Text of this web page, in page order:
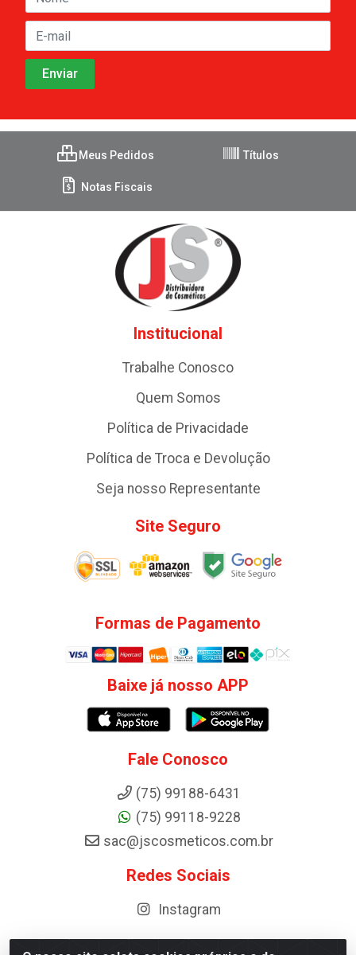
Meus Pedidos Títulos
Notas Fiscais
Institucional
Trabalhe Conosco
Quem Somos
Política de Privacidade
Política de Troca e Devolução
Seja nosso Representante
Site Seguro
Formas de Pagamento
Baixe já nosso APP
Fale Conosco
(75) 99188-6431
(75) 99118-9228
sac@jscosmeticos.com.br
Redes Sociais
Instagram